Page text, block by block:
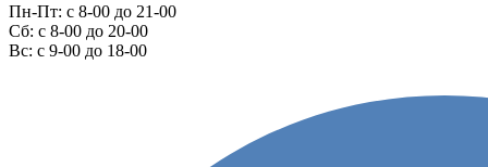
Пн-Пт: с 8-00 до 21-00
Cб: с 8-00 до 20-00
Вс: с 9-00 до 18-00